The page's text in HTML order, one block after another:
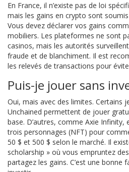
En France, il n’existe pas de loi
mais les gains en crypto sont
Vous devez déclarer vos gains
mobiliers. Les plateformes ne sont
casinos, mais les autorités
fraude et de blanchiment. Il est
les relevés de transactions pour
Puis-je jouer sans
Oui, mais avec des limites. Certains
Unchained permettent de jouer
base. D’autres, comme Axie Infinity,
trois personnages (NFT) pour
50 $ et 500 $ selon le marché. Il
scholarship » où vous empruntez
partagez les gains. C’est une bonne